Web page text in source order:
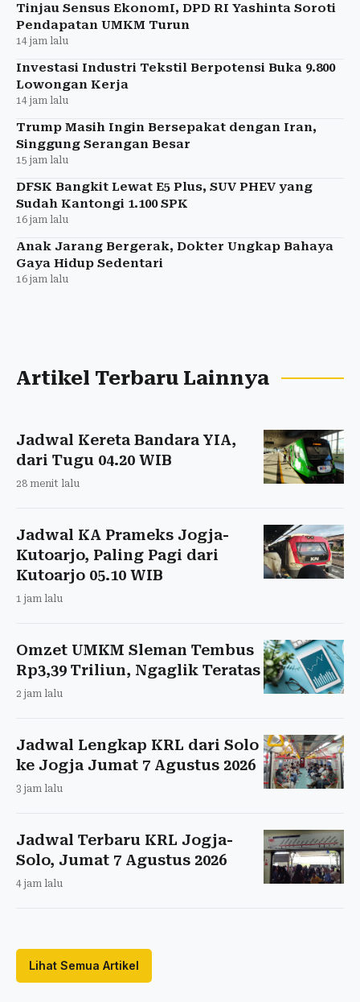
Tinjau Sensus EkonomI, DPD RI Yashinta Soroti
Pendapatan UMKM Turun
14 jam lalu
Investasi Industri Tekstil Berpotensi Buka 9.800
Lowongan Kerja
14 jam lalu
Trump Masih Ingin Bersepakat dengan Iran,
Singgung Serangan Besar
15 jam lalu
DFSK Bangkit Lewat E5 Plus, SUV PHEV yang
Sudah Kantongi 1.100 SPK
16 jam lalu
Anak Jarang Bergerak, Dokter Ungkap Bahaya
Gaya Hidup Sedentari
16 jam lalu
Artikel Terbaru Lainnya
Jadwal Kereta Bandara YIA,
dari Tugu 04.20 WIB
28 menit lalu
Jadwal KA Prameks Jogja-
Kutoarjo, Paling Pagi dari
Kutoarjo 05.10 WIB
1 jam lalu
Omzet UMKM Sleman Tembus
Rp3,39 Triliun, Ngaglik Teratas
2 jam lalu
Jadwal Lengkap KRL dari Solo
ke Jogja Jumat 7 Agustus 2026
3 jam lalu
Jadwal Terbaru KRL Jogja-
Solo, Jumat 7 Agustus 2026
4 jam lalu
Lihat Semua Artikel